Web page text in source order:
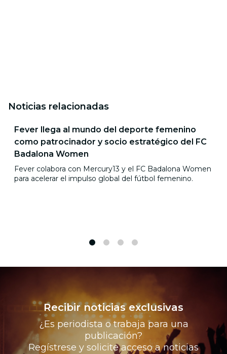
Noticias relacionadas
Fever llega al mundo del deporte femenino
como patrocinador y socio estratégico del FC
Badalona Women
Fever colabora con Mercury13 y el FC Badalona Women
para acelerar el impulso global del fútbol femenino.
Recibir noticias exclusivas
¿Es periodista o trabaja para una
publicación?
Regístrese y solicite acceso a noticias